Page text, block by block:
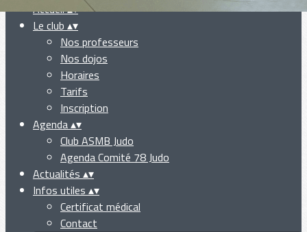
Accueil▴▾
Le club ▴▾
Nos professeurs
Nos dojos
Horaires
Tarifs
Inscription
Agenda▴▾
Club ASMB Judo
Agenda Comité 78 Judo
Actualités ▴▾
Infos utiles ▴▾
Certificat médical
Contact